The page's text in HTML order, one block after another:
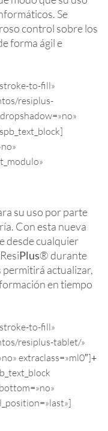
Se
control sobre los
forma ágil e
to-fill»
resiplus-
su uso por parte
Con esta nueva
desde cualquier
Plus® durante
permitirá actualizar,
en tiempo
to-fill»
resiplus-tablet/»
extraclass=»ml0″]+